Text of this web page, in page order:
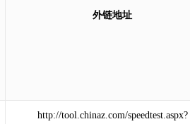
外链地址
http://tool.chinaz.com/speedtest.aspx?